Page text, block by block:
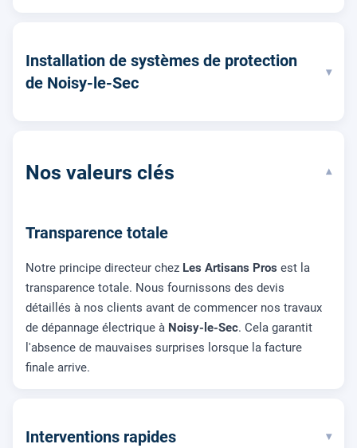
Installation de systèmes de protection
de Noisy-le-Sec
▾
Nos valeurs clés ▾
Transparence totale
Notre principe directeur chez Les Artisans Pros est la
transparence totale. Nous fournissons des devis
détaillés à nos clients avant de commencer nos travaux
de dépannage électrique à Noisy-le-Sec. Cela garantit
l'absence de mauvaises surprises lorsque la facture
finale arrive.
Interventions rapides ▾